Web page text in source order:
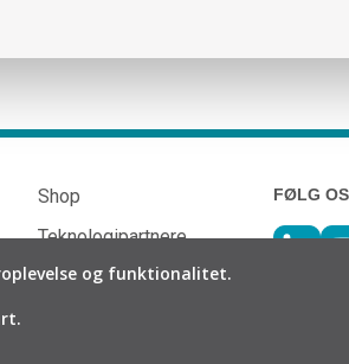
Shop
Teknologipartnere
Downloads
FØLG OS
og funktionalitet.